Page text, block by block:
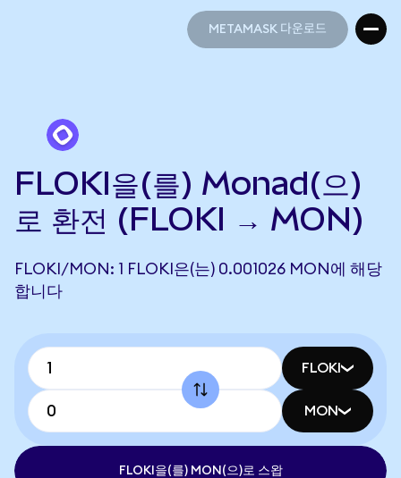
METAMASK 다운로드
FLOKI을(를) Monad(으)
로 환전 (FLOKI → MON)
FLOKI/MON: 1 FLOKI은(는) 0.001026 MON에 해당
합니다
FLOKI
MON
FLOKI을(를) MON(으)로 스왑